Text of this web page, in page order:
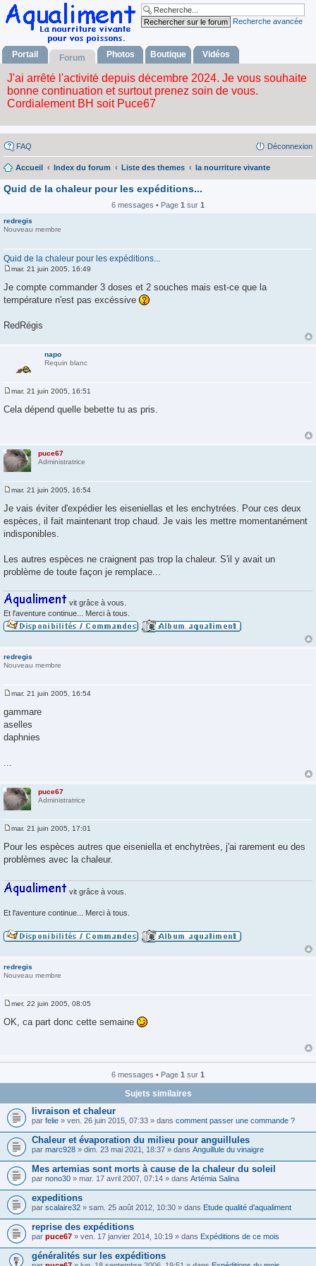
Recherche avancée
Portail Forum Photos Boutique Vidéos
FAQ Déconnexion
Accueil Index du forum Liste des themes la nourriture vivante
Quid de la chaleur pour les expéditions...
6 messages • Page 1 sur 1
redregis
Nouveau membre
Quid de la chaleur pour les expéditions...
s
s
e
mar. 21 juin 2005, 16:49
Je compte commander 3 doses et 2 souches mais est-ce que la
température n'est pas excéssive
RedRégis
napo
Requin blanc
e
s
e
mar. 21 juin 2005, 16:51
Cela dépend quelle bebette tu as pris.
puce67
Administratrice
s
s
a
g
mar. 21 juin 2005, 16:54
Je vais éviter d'expédier les eiseniellas et les enchytrées. Pour ces deux
espèces, il fait maintenant trop chaud. Je vais les mettre momentanément
indisponibles.
Les autres espèces ne craignent pas trop la chaleur. S'il y avait un
problème de toute façon je remplace...
vit grâce à vous.
Et l'aventure continue... Merci à tous.
redregis
Nouveau membre
s
s
g
mar. 21 juin 2005, 16:54
gammare
aselles
daphnies
puce67
Administratrice
s
s
e
mar. 21 juin 2005, 17:01
Pour les espèces autres que eiseniella et enchytrèes, j'ai rarement eu des
problèmes avec la chaleur.
vit grâce à vous.
Et l'aventure continue... Merci à tous.
redregis
Nouveau membre
e
s
e
mer. 22 juin 2005, 08:05
OK, ca part donc cette semaine
6 messages • Page 1 sur 1
Sujets similaires
livraison et chaleur
par felie » ven. 26 juin 2015, 07:33 » dans comment passer une commande ?
Chaleur et évaporation du milieu pour anguillules
par marc928 » dim. 23 mai 2021, 18:37 » dans Anguillule du vinaigre
Mes artemias sont morts à cause de la chaleur du soleil
par nono30 » mar. 17 avril 2007, 07:14 » dans Artémia Salina
expeditions
par scalaire32 » sam. 25 août 2012, 10:30 » dans Etude qualité d'aqualiment
reprise des expéditions
par puce67 » ven. 17 janvier 2014, 10:19 » dans Expéditions de ce mois
généralités sur les expéditions